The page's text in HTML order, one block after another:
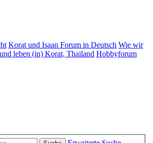
Korat und Isaan Forum in Deutsch Wie wir
leben (in) Korat, Thailand Hobbyforum